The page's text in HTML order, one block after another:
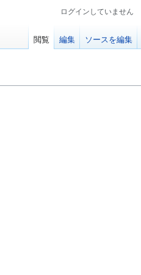
ログインしていません
閲覧 編集 ソースを編集